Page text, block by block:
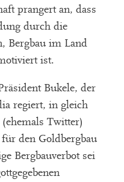
prangert an, dass
durch die
Bergbau im Land
ist.
Bukele, der
regiert, in gleich
Twitter)
den Goldbergbau
Bergbauverbot sei